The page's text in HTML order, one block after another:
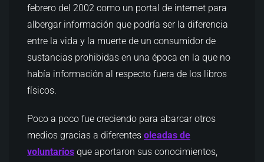
febrero del 2002 como un portal de internet para
albergar información que podría ser la diferencia
entre la vida y la muerte de un consumidor de
sustancias prohibidas en una época en la que no
había información al respecto fuera de los libros
físicos.
Poco a poco fue creciendo para abarcar otros
medios gracias a diferentes oleadas de
voluntarios que aportaron sus conocimientos,